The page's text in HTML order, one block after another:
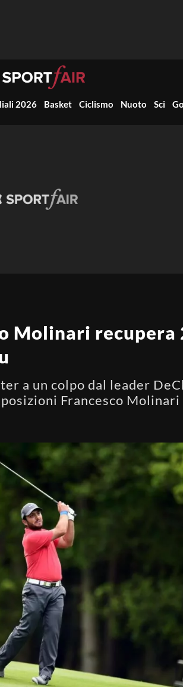
2026 Basket Ciclismo Nuoto Sci
Molinari recupera
a un colpo dal leader
Francesco Molinari